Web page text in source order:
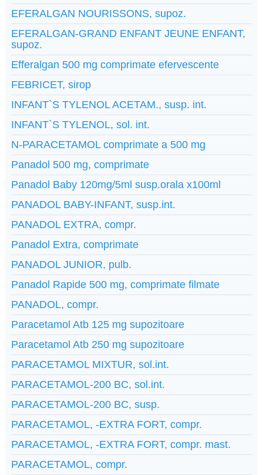
EFERALGAN NOURISSONS, supoz.
EFERALGAN-GRAND ENFANT JEUNE ENFANT,
supoz.
Efferalgan 500 mg comprimate efervescente
FEBRICET, sirop
INFANT`S TYLENOL ACETAM., susp. int.
INFANT`S TYLENOL, sol. int.
N-PARACETAMOL comprimate a 500 mg
Panadol 500 mg, comprimate
Panadol Baby 120mg/5ml susp.orala x100ml
PANADOL BABY-INFANT, susp.int.
PANADOL EXTRA, compr.
Panadol Extra, comprimate
PANADOL JUNIOR, pulb.
Panadol Rapide 500 mg, comprimate filmate
PANADOL, compr.
Paracetamol Atb 125 mg supozitoare
Paracetamol Atb 250 mg supozitoare
PARACETAMOL MIXTUR, sol.int.
PARACETAMOL-200 BC, sol.int.
PARACETAMOL-200 BC, susp.
PARACETAMOL, -EXTRA FORT, compr.
PARACETAMOL, -EXTRA FORT, compr. mast.
PARACETAMOL, compr.